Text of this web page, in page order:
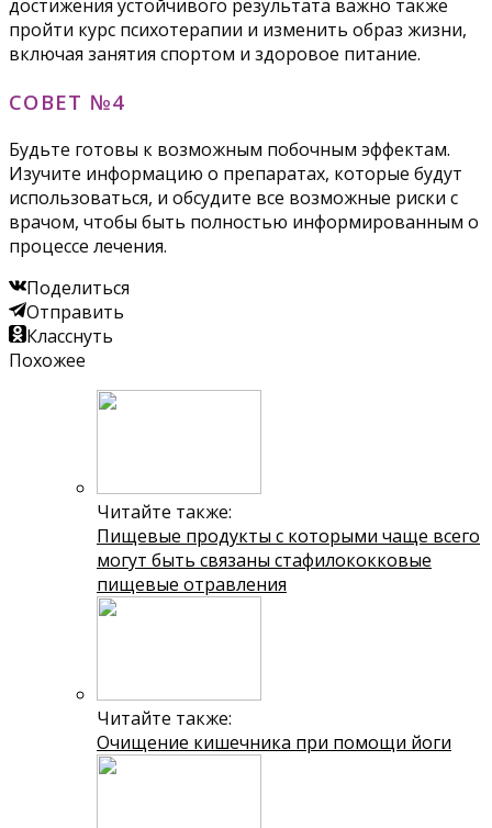
достижения устойчивого результата важно также
пройти курс психотерапии и изменить образ жизни,
включая занятия спортом и здоровое питание.
СОВЕТ №4
Будьте готовы к возможным побочным эффектам.
Изучите информацию о препаратах, которые будут
использоваться, и обсудите все возможные риски с
врачом, чтобы быть полностью информированным о
процессе лечения.
Поделиться
Отправить
Класснуть
Похожее
Читайте также:
Пищевые продукты с которыми чаще всего
могут быть связаны стафилококковые
пищевые отравления
Читайте также:
Очищение кишечника при помощи йоги